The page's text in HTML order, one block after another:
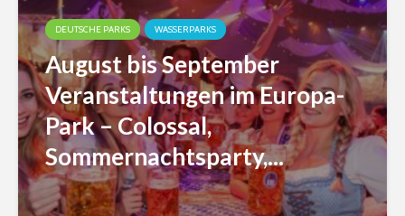
DEUTSCHE PARKS WASSERPARKS
August bis September
Veranstaltungen im Europa-
Park – Colossal,
Sommernachtsparty,...